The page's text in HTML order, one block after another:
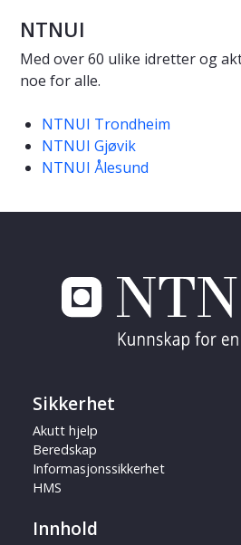
NTNUI
Med over 60 ulike idretter og
noe for alle.
NTNUI Trondheim
NTNUI Gjøvik
NTNUI Ålesund
Sikkerhet
Akutt hjelp
Beredskap
Informasjonssikkerhet
HMS
Innhold